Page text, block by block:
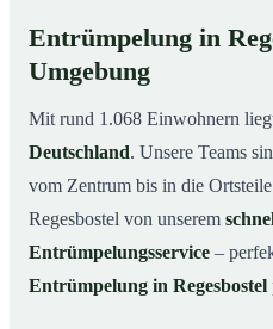
Entrümpelung in
Umgebung
Mit rund 1.068 Einwohnern
Deutschland. Unsere Teams
vom Zentrum bis in die
Regesbostel von unserem
Entrümpelungsservice –
Entrümpelung in Regesbostel